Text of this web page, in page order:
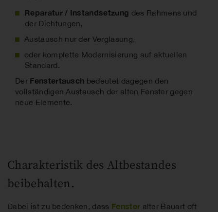
Reparatur / Instandsetzung des Rahmens und
der Dichtungen,
Austausch nur der Verglasung,
oder komplette Modernisierung auf aktuellen
Standard.
Der Fenstertausch bedeutet dagegen den
vollständigen Austausch der alten Fenster gegen
neue Elemente.
Charakteristik des Altbestandes
beibehalten.
Dabei ist zu bedenken, dass Fenster alter Bauart oft